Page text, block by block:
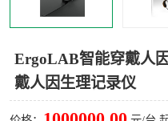
ErgoLAB智能穿戴人
戴人因生理记录仪